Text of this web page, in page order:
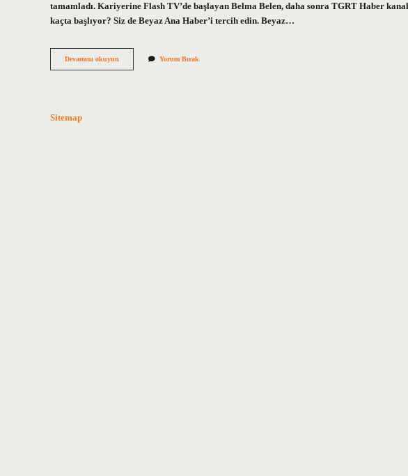
tamamladı. Kariyerine Flash TV’de başlayan Belma Belen, daha sonra TGRT Haber
kaçta başlıyor? Siz de Beyaz Ana Haber’i tercih edin. Beyaz…
Devamını okuyun
Belen
Yorum Bırak
Sitemap